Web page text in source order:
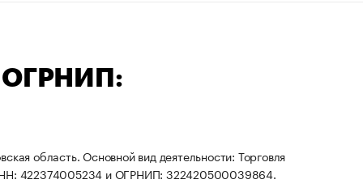
ОГРНИП:
область. Основной вид деятельности: Торговля
422374005234 и ОГРНИП: 322420500039864.